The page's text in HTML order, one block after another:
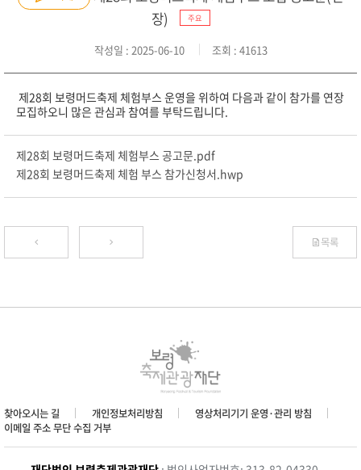
장)
주요
작성일 : 2025-06-10 조회 : 41613
제28회 보령머드축제 체험부스 운영을 위하여 다음과 같이 참가를 연장
모집하오니 많은 관심과 참여를 부탁드립니다.
제28회 보령머드축제 체험부스 공고문.pdf
제28회 보령머드축제 체험 부스 참가신청서.hwp
목록
찾아오시는 길 개인정보처리방침
영상처리기기 운영·관리 방침
이메일 주소 무단 수집 거부